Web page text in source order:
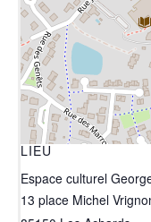
LIEU
Espace culturel
13 place Michel